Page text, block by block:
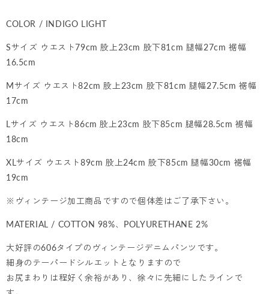
COLOR / INDIGO LIGHT
Sサイズ ウエスト79cm 股上23cm 股下81cm 腿幅27cm 裾幅
16.5cm
Mサイズ ウエスト82cm 股上23cm 股下81cm 腿幅27.5cm 裾幅
17cm
Lサイズ ウエスト86cm 股上23cm 股下85cm 腿幅28.5cm 裾幅
18cm
XLサイズ ウエスト89cm 股上24cm 股下85cm 腿幅30cm 裾幅
19cm
※ヴィンテージ加工商品ですので個体差はご了承下さい。
MATERIAL / COTTON 98%、POLYURETHANE 2%
大好評の606タイプのヴィンテージデニムパンツです。
細身のテーパードシルエットとなりますので
お尻まわりは程好く余裕があり、徐々に先細にしたラインで